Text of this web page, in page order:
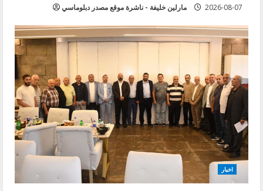
مارلين خليفة - ناشرة موقع مصدر دبلوماسي 2026-08-07
اخبار